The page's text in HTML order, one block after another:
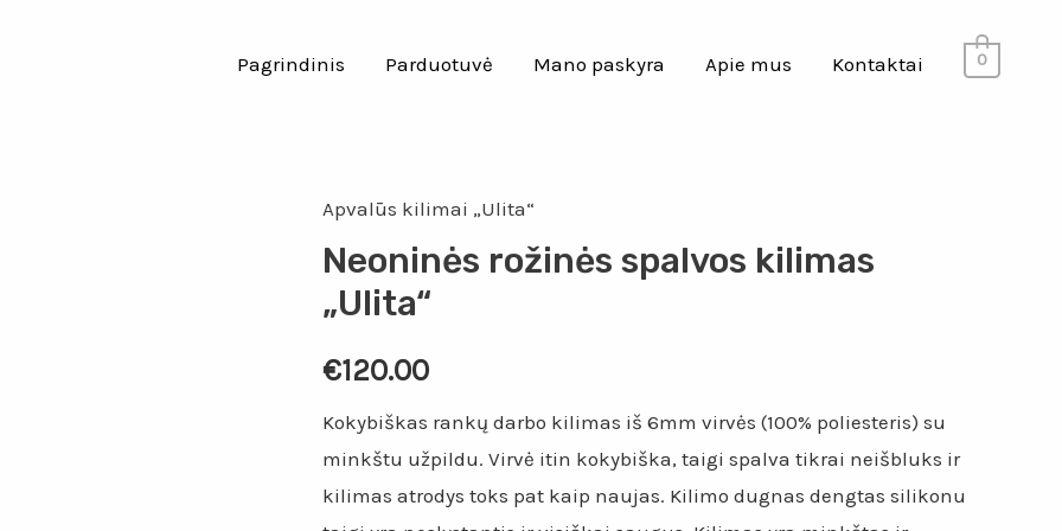
Pagrindinis Parduotuvė Mano paskyra Apie mus Kontaktai 0
Apvalūs kilimai „Ulita“
Neoninės rožinės spalvos kilimas
„Ulita“
€120.00
Kokybiškas rankų darbo kilimas iš 6mm virvės (100% poliesteris) su
minkštu užpildu. Virvė itin kokybiška, taigi spalva tikrai neišbluks ir
kilimas atrodys toks pat kaip naujas. Kilimo dugnas dengtas silikonu